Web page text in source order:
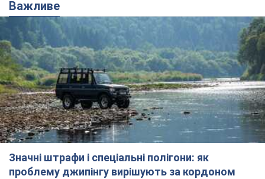
Важливе
Значні штрафи і спеціальні полігони: як
проблему джипінгу вирішують за кордоном